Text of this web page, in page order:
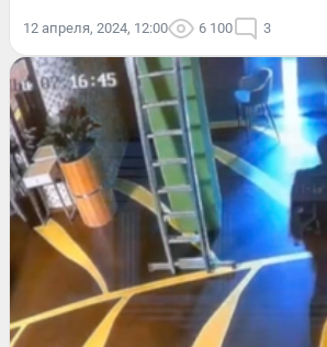
12 апреля, 2024, 12:00 6 100 3